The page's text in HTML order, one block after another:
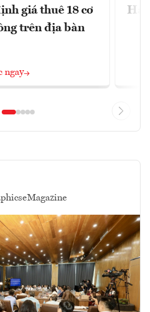
giá thuê 18 cơ
trên địa bàn
ngay
Hài
eMagazine